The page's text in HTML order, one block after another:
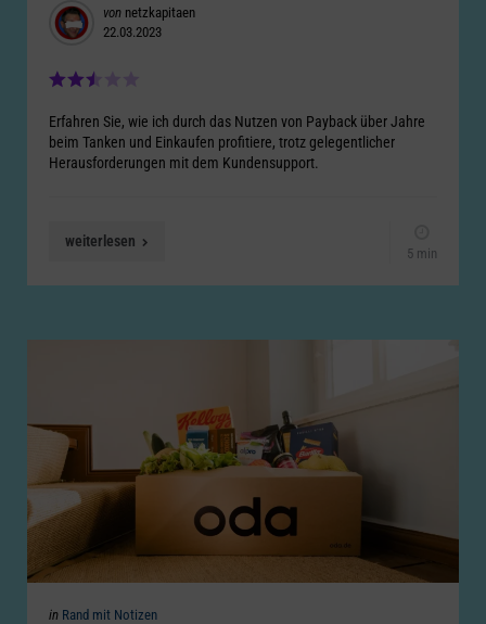
Posted
by
von netzkapitaen
22.03.2023
Erfahren Sie, wie ich durch das Nutzen von Payback über Jahre
beim Tanken und Einkaufen profitiere, trotz gelegentlicher
Herausforderungen mit dem Kundensupport.
weiterlesen
5 min
Categories
Posted
in Rand mit Notizen